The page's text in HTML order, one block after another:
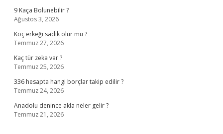
9 Kaça Bolunebilir ?
Ağustos 3, 2026
Koç erkeği sadık olur mu ?
Temmuz 27, 2026
Kaç tür zeka var ?
Temmuz 25, 2026
336 hesapta hangi borçlar takip edilir ?
Temmuz 24, 2026
Anadolu denince akla neler gelir ?
Temmuz 21, 2026